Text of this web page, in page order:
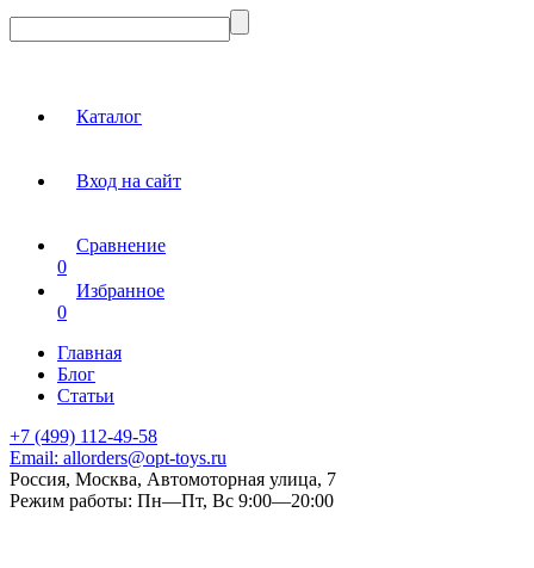
Каталог
Вход на сайт
Сравнение
0
Избранное
0
Главная
Блог
Статьи
+7 (499) 112-49-58
Email: allorders@opt-toys.ru
Россия, Москва, Автомоторная улица, 7
Режим работы: Пн—Пт, Вс 9:00—20:00